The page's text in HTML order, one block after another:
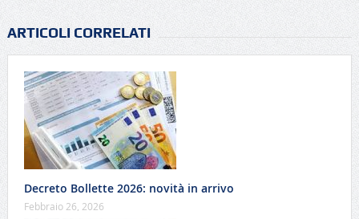
ARTICOLI CORRELATI
Decreto Bollette 2026: novità in arrivo
Febbraio 26, 2026